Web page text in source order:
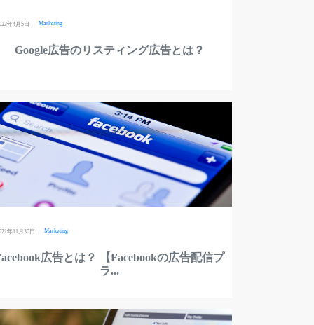
年4月5日 Marketing
Google広告のリスティング広告とは？
年11月30日 Marketing
広告とは？ 【Facebookの広告配信プ
ラ...